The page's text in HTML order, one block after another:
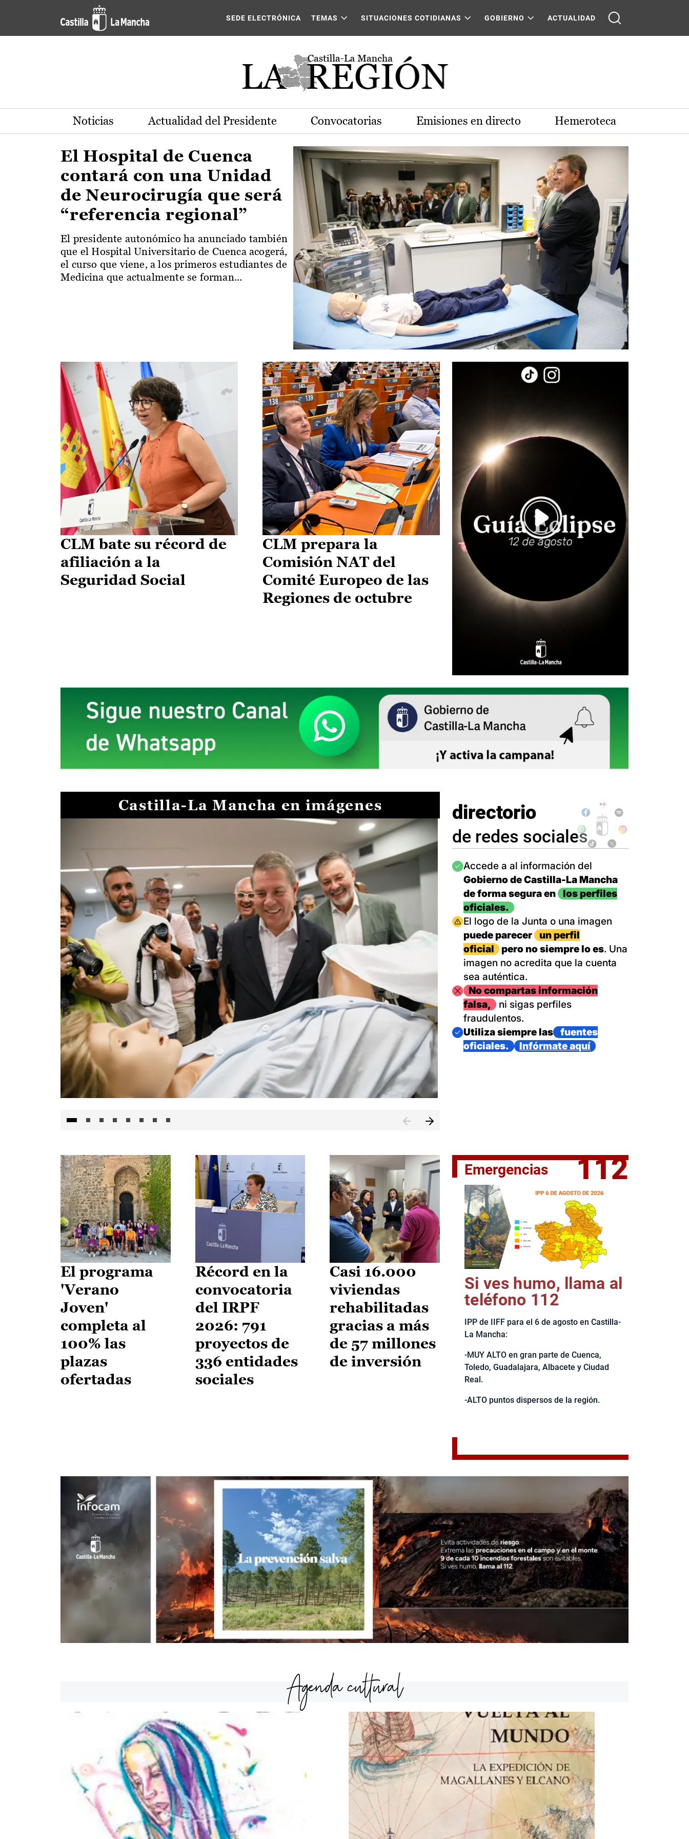
Pasar al contenido principal
Actualidad de la región de Castilla-La Mancha
SEDE ELECTRÓNICA TEMAS SITUACIONES COTIDIANAS GOBIERNO ACTUALIDAD
Noticias Actualidad del Presidente Convocatorias Emisiones en directo Hemeroteca
El Hospital de Cuenca
contará con una Unidad
de Neurocirugía que será
“referencia regional”
El presidente autonómico ha anunciado también
que el Hospital Universitario de Cuenca acogerá,
el curso que viene, a los primeros estudiantes de
Medicina que actualmente se forman...
CLM bate su récord de
afiliación a la
Seguridad Social
CLM prepara la
Comisión NAT del
Comité Europeo de las
Regiones de octubre
Castilla-La Mancha en imágenes
El jefe del Ejecutivo castellanomanchego, Emiliano García-
directorio
de redes sociales
Imagen
Accede a al información del
Gobierno de Castilla-La Mancha
de forma segura en
los perfiles
oficiales.
Imagen
El logo de la Junta o una imagen
puede parecer
un perfil
oficial
pero no siempre lo es. Una
imagen no acredita que la cuenta
sea auténtica.
ImagenNo compartas información
falsa,
ni sigas perfiles
fraudulentos.
Imagen
Utiliza siempre las
fuentes
oficiales.
Infórmate aquí
El programa
'Verano
Joven'
completa al
100% las
plazas
ofertadas
Récord en la
convocatoria
del IRPF
2026: 791
proyectos de
336 entidades
sociales
Casi 16.000
viviendas
rehabilitadas
gracias a más
de 57 millones
de inversión
Emergencias 112
Si ves humo, llama al
teléfono 112
IPP de IIFF para el 6 de agosto en Castilla-
La Mancha:
-MUY ALTO en gran parte de Cuenca,
Toledo, Guadalajara, Albacete y Ciudad
Real.
-ALTO puntos dispersos de la región.
Agenda cultural